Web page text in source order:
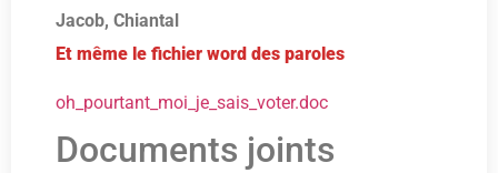
Jacob, Chiantal
Et même le fichier word des paroles
oh_pourtant_moi_je_sais_voter.doc
Documents joints